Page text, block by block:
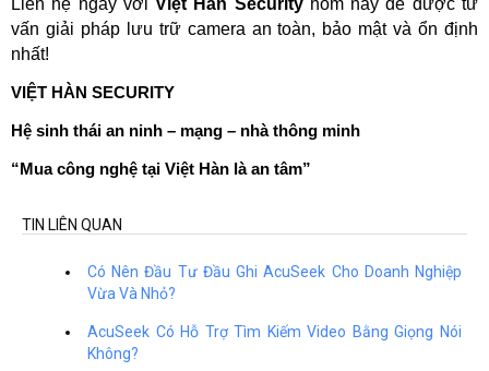
vấn giải pháp lưu trữ camera an toàn, bảo mật và ổn định
nhất!
VIỆT HÀN SECURITY
Hệ sinh thái an ninh – mạng – nhà thông minh
“Mua công nghệ tại Việt Hàn là an tâm”
TIN LIÊN QUAN
Có Nên Đầu Tư Đầu Ghi AcuSeek Cho Doanh Nghiệp
Vừa Và Nhỏ?
AcuSeek Có Hỗ Trợ Tìm Kiếm Video Bằng Giọng Nói
Không?